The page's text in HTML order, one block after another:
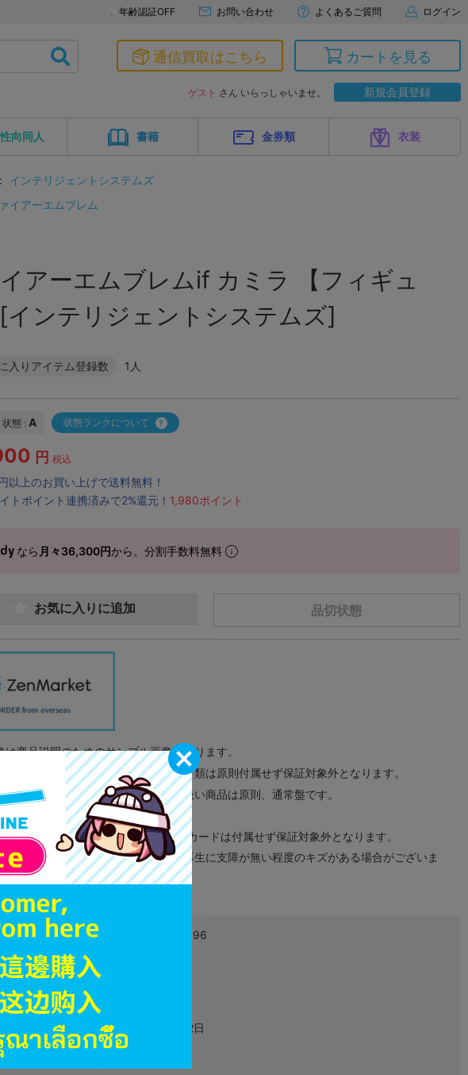
年齢認証OFF お問い合わせ よくあるご質問 ログイン
通信買取はこちら カートを見る
ゲスト さん いらっしゃいませ。 新規会員登録
向同人 書籍 金券類 衣装
インテリジェントシステムズ
イアーエムブレム
アーエムブレムif カミラ 【フィギュ
インテリジェントシステムズ]
入りアイテム登録数 1人
状態 : A 状態ランクについて
円 税込
以上のお買い上げで送料無料！
トポイント連携済みで2%還元！ 1,980ポイント
なら 月々36,300円から。分割手数料無料
品切状態
お気に入りに追加
は商品説明のためのサンプル画像になります。
書籍の帯やぬいぐるみのタグ、コード類は原則付属せず保証対象外となります。
備考欄に特別な記載が無い限り取り扱い商品は原則、通常盤です。
は原則として保証対象外となります。
本体には、SDカードなどのメモリーカードは付属せず保証対象外となります。
類の読み取り面のキズに関しまして再生に支障が無い程度のキズがある場合がございま
ましてはコチラ
ド 4573451870196
ゴリ
2017年09月22日